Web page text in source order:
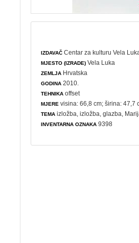
IZDAVAČ Centar za kulturu Vela
MJESTO (IZRADE) Vela Luka
ZEMLJA Hrvatska
GODINA 2010.
TEHNIKA offset
MJERE visina: 66,8 cm; širina: 47,7
TEMA izložba ,izložba ,glazba ,
INVENTARNA OZNAKA 9398